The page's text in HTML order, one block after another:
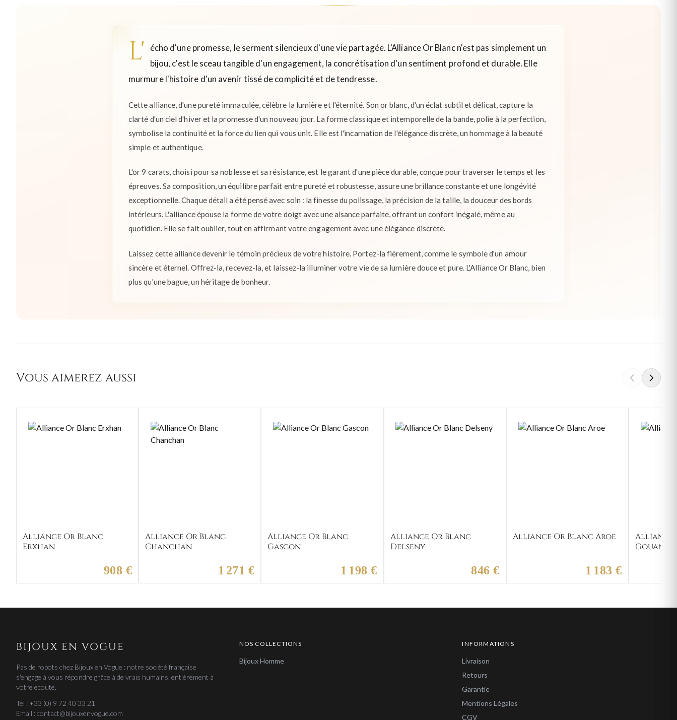
L'
écho d'une promesse, le serment silencieux d'une vie partagée. L'Alliance Or Blanc n'est pas simplement un
bijou, c'est le sceau tangible d'un engagement, la concrétisation d'un sentiment profond et durable. Elle
murmure l'histoire d'un avenir tissé de complicité et de tendresse.
Cette alliance, d'une pureté immaculée, célèbre la lumière et l'éternité. Son or blanc, d'un éclat subtil et délicat, capture la
clarté d'un ciel d'hiver et la promesse d'un nouveau jour. La forme classique et intemporelle de la bande, polie à la perfection,
symbolise la continuité et la force du lien qui vous unit. Elle est l'incarnation de l'élégance discrète, un hommage à la beauté
simple et authentique.
L'or 9 carats, choisi pour sa noblesse et sa résistance, est le garant d'une pièce durable, conçue pour traverser le temps et les
épreuves. Sa composition, un équilibre parfait entre pureté et robustesse, assure une brillance constante et une longévité
exceptionnelle. Chaque détail a été pensé avec soin : la finesse du polissage, la précision de la taille, la douceur des bords
intérieurs. L'alliance épouse la forme de votre doigt avec une aisance parfaite, offrant un confort inégalé, même au
quotidien. Elle se fait oublier, tout en affirmant votre engagement avec une élégance discrète.
Laissez cette alliance devenir le témoin précieux de votre histoire. Portez-la fièrement, comme le symbole d'un amour
sincère et éternel. Offrez-la, recevez-la, et laissez-la illuminer votre vie de sa lumière douce et pure. L'Alliance Or Blanc, bien
plus qu'une bague, un héritage de bonheur.
Vous aimerez aussi
Alliance Or Blanc
Erxhan
908 €
Alliance Or Blanc
Chanchan
1 271 €
Alliance Or Blanc
Gascon
1 198 €
Alliance Or Blanc
Delseny
846 €
Alliance Or Blanc Aroe
1 183 €
Alliance
Gouanel
BIJOUX EN VOGUE
Pas de robots chez Bijoux en Vogue : notre société française
s'engage à vous répondre grâce à de vrais humains, entièrement à
votre écoute.
Tel : +33 (0) 9 72 40 33 21
Email : contact@bijouxenvogue.com
NOS COLLECTIONS
Bijoux Homme
INFORMATIONS
Livraison
Retours
Garantie
Mentions Légales
CGV